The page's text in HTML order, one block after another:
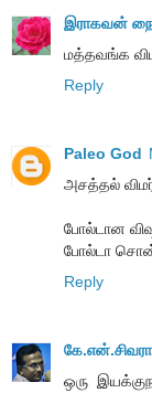
இராகவன்
மத்தவங்க
Reply
Paleo God
அசத்தல்
போல்டான
போல்டா
Reply
ஒரு